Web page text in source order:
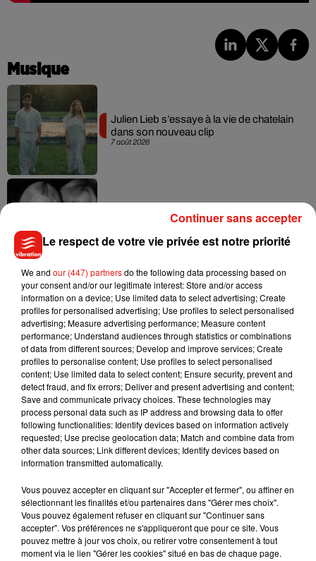
Musique
7 août 2026
Julien Lieb s’essaye à la vie de chatelain
dans son nouveau clip
7 août 2026
Madonna sort enfin le remix de « Love
Sensation » avec Kylie Minogue
7 août 2026
Tayc et Didi B dévoilent le single le plus
dansant de l’année
7 août 2026
Angèle et Amélie Lens dévoilent leur
collaboration tant attendue
5 août 2026
Benny Blanco invite Selena Gomez et
Becky G sur son nouveau single
Le respect de votre vie privée est notre priorité
We and our (447) partnersdo the following data processing based on
your consent and/or our legitimate interest: Store and/or access
information on a device; Use limited data to select advertising; Create
profiles for personalised advertising; Use profiles to select personalised
advertising; Measure advertising performance; Measure content
performance; Understand audiences through statistics or combinations
of data from different sources; Develop and improve services; Create
profiles to personalise content; Use profiles to select personalised
content; Use limited data to select content; Ensure security, prevent and
detect fraud, and fix errors; Deliver and present advertising and content;
Save and communicate privacy choices. These technologies may
process personal data such as IP address and browsing data to offer
following functionalities: Identify devices based on information actively
requested; Use precise geolocation data; Match and combine data from
other data sources; Link different devices; Identify devices based on
information transmitted automatically.
Vous pouvez accepter en cliquant sur "Accepter et fermer", ou affiner en
sélectionnant les finalités et/ou partenaires dans "Gérer mes choix".
Vous pouvez également refuser en cliquant sur "Continuer sans
accepter". Vos préférences ne s'appliqueront que pour ce site. Vous
pouvez mettre à jour vos choix, ou retirer votre consentement à tout
moment via le lien "Gérer les cookies" situé en bas de chaque page.
Continuer sans accepter